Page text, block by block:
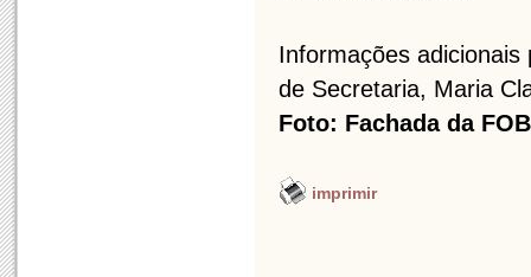
Informações
de Secretaria, Maria
Foto: Fachada da
imprimir